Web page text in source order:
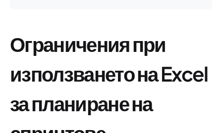
Ограничения при
използването на Excel
за планиране на